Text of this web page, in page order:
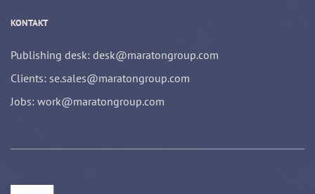
KONTAKT
Publishing desk: desk@maratongroup.com
Clients: se.sales@maratongroup.com
Jobs: work@maratongroup.com